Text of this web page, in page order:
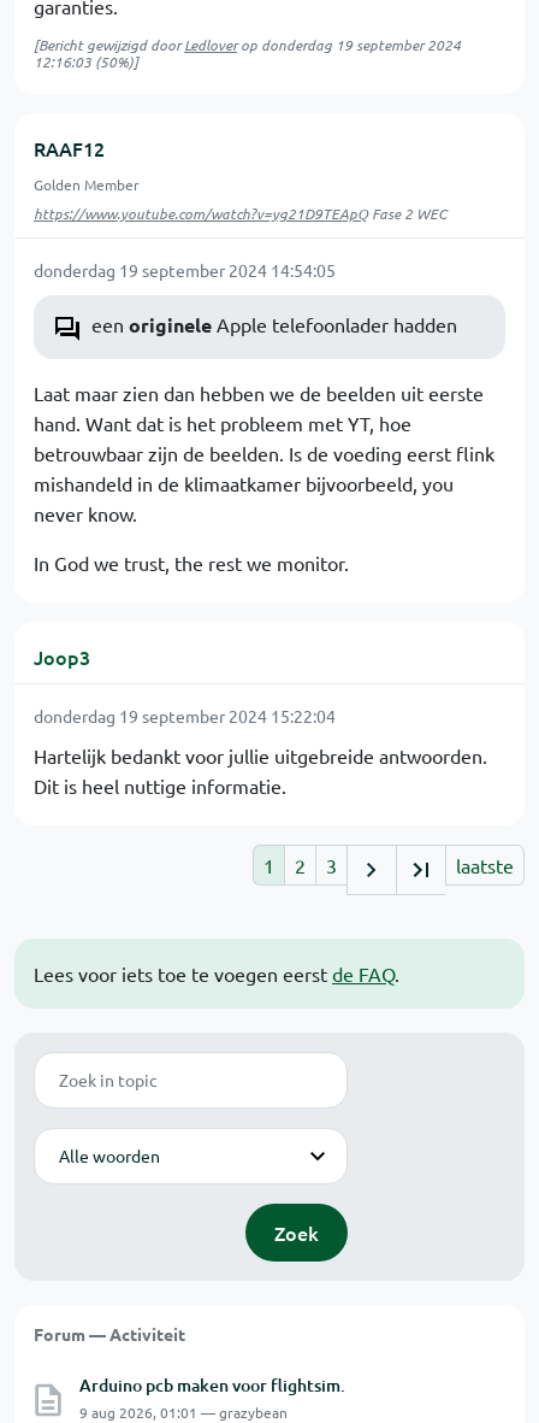
Lees voor iets toe te voegen eerst de FAQ.
Zoek
Modus
Zoek
Forum — Activiteit
Arduino pcb maken voor flightsim.
9 aug 2026, 01:01 — grazybean
garanties.
[Bericht gewijzigd doorLedloverop donderdag 19 september 2024
12:16:03 (50%)]
RAAF12
Golden Member
https://www.youtube.com/watch?v=yg21D9TEApQFase 2 WEC
donderdag 19 september 2024 14:54:05
een originele Apple telefoonlader hadden
Laat maar zien dan hebben we de beelden uit eerste
hand. Want dat is het probleem met YT, hoe
betrouwbaar zijn de beelden. Is de voeding eerst flink
mishandeld in de klimaatkamer bijvoorbeeld, you
never know.
In God we trust, the rest we monitor.
Joop3
donderdag 19 september 2024 15:22:04
Hartelijk bedankt voor jullie uitgebreide antwoorden.
Dit is heel nuttige informatie.
1 2 3 laatste